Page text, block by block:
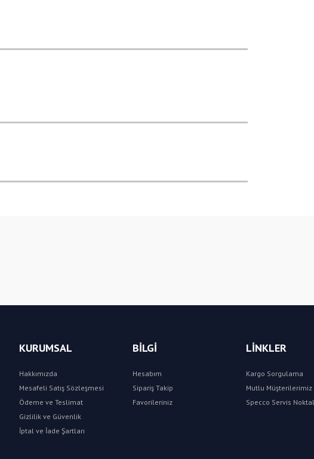
KURUMSAL
Hakkımızda
Mesafeli Satış Sözleşmesi
Ödeme ve Teslimat
Gizlilik ve Güvenlik
İptal ve İade Şartları
BİLGİ
Hesabım
Sipariş Takip
Favorileriniz
LİNKLER
Kargo Sorgulama
Mutlu Müşterilerimiz
Specco Servis